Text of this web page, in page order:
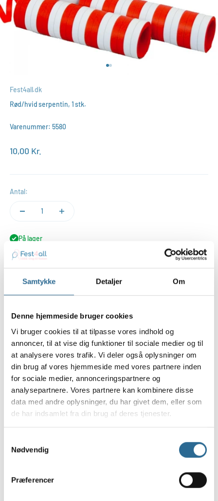
Samtykke Detaljer Om
Denne hjemmeside bruger cookies
Vi bruger cookies til at tilpasse vores indhold og
annoncer, til at vise dig funktioner til sociale medier og til
at analysere vores trafik. Vi deler også oplysninger om
din brug af vores hjemmeside med vores partnere inden
for sociale medier, annonceringspartnere og
analysepartnere. Vores partnere kan kombinere disse
data med andre oplysninger, du har givet dem, eller som
de har indsamlet fra din brug af deres tjenester.
Nødvendig
Præferencer
Fest4all.dk
Rød/hvid serpentin, 1 stk.
Varenummer: 5580
Salgspris
10,00 Kr.
Antal:
På lager
Føj til indkøbskurv
Mere dansk bliver det ikke når alle de store danske fester skal
fejres
disse kan du bruge til stort set alt de er i papir og
flammehæmmede
1 rulle serpentiner med røde og hvide ringe
20 enkelte ringe til at blæse, (20 x 4m)